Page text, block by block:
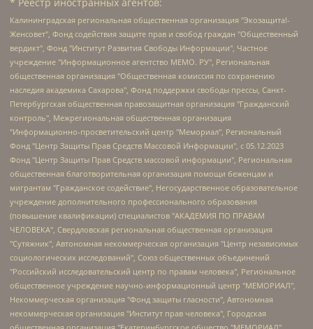
Калининградская региональная общественная организация "Экозащита!-Женсовет", Фонд содействия защите прав и свобод граждан "Общественный вердикт", Фонд "Институт Развития Свободы Информации", Частное учреждение "Информационное агентство МЕМО. РУ", Региональная общественная организация "Общественная комиссия по сохранению наследия академика Сахарова", Фонд поддержки свободы прессы, Санкт-Петербургская общественная правозащитная организация "Гражданский контроль", Межрегиональная общественная организация "Информационно-просветительский центр "Мемориал", Региональный Фонд "Центр Защиты Прав Средств Массовой Информации", с 05.12.2023 Фонд "Центр Защиты Прав Средств массовой информации", Региональная общественная благотворительная организация помощи беженцам и мигрантам "Гражданское содействие", Негосударственное образовательное учреждение дополнительного профессионального образования (повышение квалификации) специалистов "АКАДЕМИЯ ПО ПРАВАМ ЧЕЛОВЕКА", Свердловская региональная общественная организация "Сутяжник", Автономная некоммерческая организация "Центр независимых социологических исследований", Союз общественных объединений "Российский исследовательский центр по правам человека", Региональное общественное учреждение научно-информационный центр "МЕМОРИАЛ", Некоммерческая организация "Фонд защиты гласности", Автономная некоммерческая организация "Институт прав человека", Городская общественная организация "Екатеринбургское общество "МЕМОРИАЛ", Городская общественная организация "Рязанское историко-просветительское и правозащитное общество "Мемориал" (Рязанский Мемориал), Челябинский региональный орган общественной самодеятельности – женское общественное объединение "Женщины Евразии", Челябинский региональный орган общественной самодеятельности "Уральская правозащитная группа", Фонд содействия защите здоровья и социальной справедливости имени Андрея Рылькова, Автономная Некоммерческая Организация "Аналитический Центр Юрия Левады", Автономная некоммерческая организация социальной поддержки населения "Проект Апрель", Региональная общественная организация помощи женщинам и детям, находящимся в кризисной ситуации "Информационно-методический центр "Анна", Фонд содействия развитию массовых коммуникаций и правовому просвещению "Так-так-Так", Фонд содействия устойчивому развитию "Серебряная тайга", Свердловский региональный общественный фонд социальных проектов "Новое время", "Idel.Реалии", Кавказ.Реалии, Крым.Реалии, Телеканал Настоящее Время, Татаро-башкирская служба Радио Свобода (Azatliq Radiosi), Радио Свободная Европа/Радио Свобода (PCE/PC), "Сибирь.Реалии", "Фактограф", Благотворительный фонд помощи осужденным и их семьям, Автономная некоммерческая организация "Институт глобализации и социальных движений", Фонд "В защиту прав заключенных", Частное учреждение "Центр поддержки и содействия развитию средств массовой информации", Пензенский региональный общественный благотворительный фонд "Гражданский союз", "Север.Реалии", Некоммерческая организация Фонд "Правовая инициатива", Общество с ограниченной ответственностью "Радио Свободная Европа/Радио Свобода", Чешское информационное агентство "MEDIUM-ORIENT", Красноярская региональная общественная организация "Мы против СПИДа", Камалягин Денис Николаевич, Маркелов Сергей Евгеньевич, Пономарев Лев Александрович, Савицкая Людмила Алексеевна, Автономная некоммерческая организация "Центр по работе с проблемой насилия "НАСИЛИЮ.НЕТ", Межрегиональный профессиональный союз работников здравоохранения "Альянс врачей", Юридическое лицо, зарегистрированное в Латвийской Республике, SIA "Medusa Project" (регистрационный номер 40103797863, дата регистрации 10.06.2014), Некоммерческая организация "Фонд по борьбе с коррупцией", Автономная некоммерческая организация "Институт права и публичной политики", Баданин Роман Сергеевич, Гликин Максим Александрович, Железнова Мария Михайловна, Лукьянова Юлия Сергеевна, Маетная Елизавета Витальевна, Маняхин Петр Борисович, Чуракова Ольга Владимировна, Ярош Юлия Петровна, Юридическое лицо "The Insider SIA", зарегистрированное в Риге, Латвийская Республика (дата регистрации 26.06.2015), являющееся администратором доменного имени интернет-издания "The Insider SIA", https://theins.ru, Постернак Алексей Евгеньевич, Рубин Михаил Аркадьевич, Анин Роман Александрович, Юридическое лицо Istories fonds, зарегистрированное в Латвийской Республике (регистрационный номер 50008295751, дата регистрации 24.02.2020), Великовский Дмитрий Александрович, Долинина Ирина Николаевна, Мароховская Алеся Алексеевна, Шлейнов Роман Юрьевич, Шмагун Олеся Валентиновна, Общество с ограниченной ответственностью "Альтаир 2021", Общество с ограниченной ответственностью "Вега 2021", Общество с ограниченной ответственностью "Главный редактор 2021", Общество с ограниченной ответственностью "Ромашки монолит", Важенков Артем Валерьевич, Ивановская областная общественная организация "Центр гендерных исследований", Гурман Юрий Альбертович, Медиапроект "ОВД-Инфо", Егоров Владимир Владимирович, Жилинский Владимир Александрович, Общество с ограниченной ответственностью "ЗП", Иванова София Юрьевна, Карезина Инна Павловна, Кильтау Екатерина Викторовна, Петров Алексей Викторович, Пискунов Сергей Евгеньевич, Смирнов Сергей Сергеевич, Тихонов Михаил Сергеевич, Общество с ограниченной ответственностью "ЖУРНАЛИСТ-ИНОСТРАННЫЙ АГЕНТ", Арапова Галина Юрьевна, Вольтская Татьяна Анатольевна, Американская компания "Mason G.E.S. Anonymous Foundation" (США), являющаяся владельцем интернет-издания https://mnews.world/, Компания "Stichting Bellingcat", зарегистрированная в Нидерландах (дата регистрации 11.07.2018), Захаров Андрей Вячеславович, Клепиковская Екатерина Дмитриевна, Общество с ограниченной ответственностью "МЕМО", Перл Роман Александрович, Симонов Евгений Алексеевич, Соловьева Елена Анатольевна, Сотников Даниил Владимирович, Сурначева Елизавета Дмитриевна, Автономная некоммерческая организация по защите прав человека и информированию населения "Якутия – Наше Мнение", Общество с ограниченной ответственностью "Москоу диджитал медиа", с 26.01.2023 Общество с ограниченной ответственностью "Чайка Белые сады", Ветошкина Валерия Валерьевна, Заговора Максим Александрович, Межрегиональное общественное движение "Российская ЛГБТ - сеть", Оленичев Максим Владимирович, Павлов Иван Юрьевич, Скворцова Елена Сергеевна, Общество с ограниченной ответственностью "Как бы инагент", Кочетков Игорь Викторович, Общество с ограниченной ответственностью "Честные выборы", Еланчик Олег Александрович, Общество с ограниченной ответственностью "Нобелевский призыв", Гималова Регина Эмилевна, Григорьев Андрей Валерьевич, Григорьева Алина Александровна, Ассоциация по содействию защите прав призывников, альтернативнослужащих и военнослужащих "Правозащитная группа "Гражданин.Армия.Право", Хисамова Регина Фаритовна, Автономная некоммерческая организация по реализации социально-правовых программ "Лилит", Дальневосточное общественное движение "Маяк", Санкт-Петербургская ЛГБТ-инициативная группа "Выход", Инициативная группа ЛГБТ+ "Реверс", Алексеев Андрей Викторович, Бекбулатова Таисия Львовна, Беляев Иван Михайлович, Владыкина Елена Сергеевна, Гельман Марат Александрович, Никульшина Вероника Юрьевна, Толоконникова Надежда Андреевна, Шендерович Виктор Анатольевич, Общество с ограниченной ответственностью "Данное сообщение", Общество с ограниченной ответственностью Издательский дом "Новая глава", Айнбиндер Александра Александровна, Московский комьюнити-центр для ЛГБТ+инициатив, Благотворительный фонд развития филантропии, Deutsche Welle (Германия, Kurt-Schumacher-Strasse 3, 53113 Bonn), Борзунова Мария Михайловна, Воробьев Виктор Викторович, Голубева Анна Львовна, Константинова Алла Михайловна, Малкова Ирина Владимировна, Мурадов Мурад Абдулгалимович, Осетинская Елизавета Николаевна, Понасенков Евгений Николаевич, Ганапольский Матвей Юрьевич, Киселев Евгений Алексеевич, Борухович Ирина Григорьевна, Дремин Иван Тимофеевич, Дубровский Дмитрий Викторович, Красноярская региональная общественная организация поддержки и развития альтернативных образовательных технологий и межкультурных коммуникаций "ИНТЕРРА", Маяковская Екатерина Алексеевна, Фейгин Марк Захарович, Филимонов Андрей Викторович, Дзугкоева Регина Николаевна, Доброхотов Роман Александрович, Дудь Юрий Александрович, Елкин Сергей Владимирович, Кругликов Кирилл Игоревич, Сабунаева Мария Леонидовна, Семенов Алексей Владимирович, Шаинян Карен Багратович, Шульман Екатерина Михайловна, Асафьев Артур Валерьевич, Вахштайн Виктор Семенович, Венедиктов Алексей Алексеевич, Лушникова Екатерина Евгеньевна, Волков Леонид Михайлович, Невзоров Александр Глебович, Пархоменко Сергей Борисович, Сироткин Ярослав Николаевич, Кара-Мурза Владимир Владимирович, Баранова Наталья Владимировна, Гозман Леонид Яковлевич, Кагарлицкий Борис Юльевич, Климарев Михаил Валерьевич, Милов Владимир Станиславович, Автономная некоммерческая организация Краснодарский центр современного искусства "Типография", Моргенштерн Алишер Тагирович, Соболь Любовь Эдуардовна, Общество с ограниченной ответственностью "ЛИЗА НОРМ", Каспаров Гарри Кимович, Ходорковский Михаил Борисович, Общество с ограниченной ответственностью "Апрельские тезисы", Данилович Ирина Брониславовна, Кашин Олег Владимирович, Петров Николай Владимирович, Пивоваров Алексей Владимирович, Соколов Михаил Владимирович, Цветкова Юлия Владимировна, Чичваркин Евгений Александрович, Комитет против пыток/Команда против пыток, Общество с ограниченной ответственностью "Первый научный", Общество с ограниченной ответственностью "Вертолет и ко", Белоцерковская Вероника Борисовна, Кац Максим Евгеньевич, Лазарева Татьяна Юрьевна, Шаведдинов Руслан Табризович, Яшин Илья Валерьевич, Общество с ограниченной ответственностью "Иноагент ААВ", Алешковский Дмитрий Петрович, Альбац Евгения Марковна, Быков Дмитрий Львович, Галямина Юлия Евгеньевна, Лойко Сергей Леонидович, Мартынов Кирилл Константинович, Медведев Сергей Александрович, Крашенинников Федор Геннадиевич, Гордеева Катерина Вл